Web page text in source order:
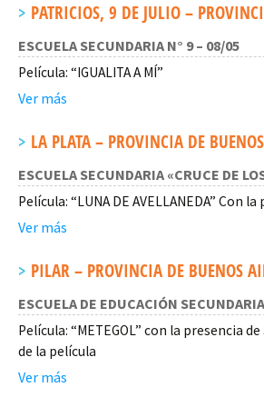
PATRICIOS, 9 DE JULIO –
ESCUELA SECUNDARIA N° 9 – 08/05
Película: “IGUALITA A MÍ”
Ver más
LA PLATA – PROVINCIA DE
ESCUELA SECUNDARIA «CRUCE DE
Película: “LUNA DE AVELLANEDA”
Ver más
PILAR – PROVINCIA DE BUENOS
ESCUELA DE EDUCACIÓN
Película: “METEGOL” con la presencia
de la película
Ver más